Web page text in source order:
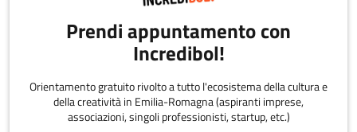
Prendi appuntamento con
Incredibol!
Orientamento gratuito rivolto a tutto l'ecosistema della cultura e
della creatività in Emilia-Romagna (aspiranti imprese,
associazioni, singoli professionisti, startup, etc.)